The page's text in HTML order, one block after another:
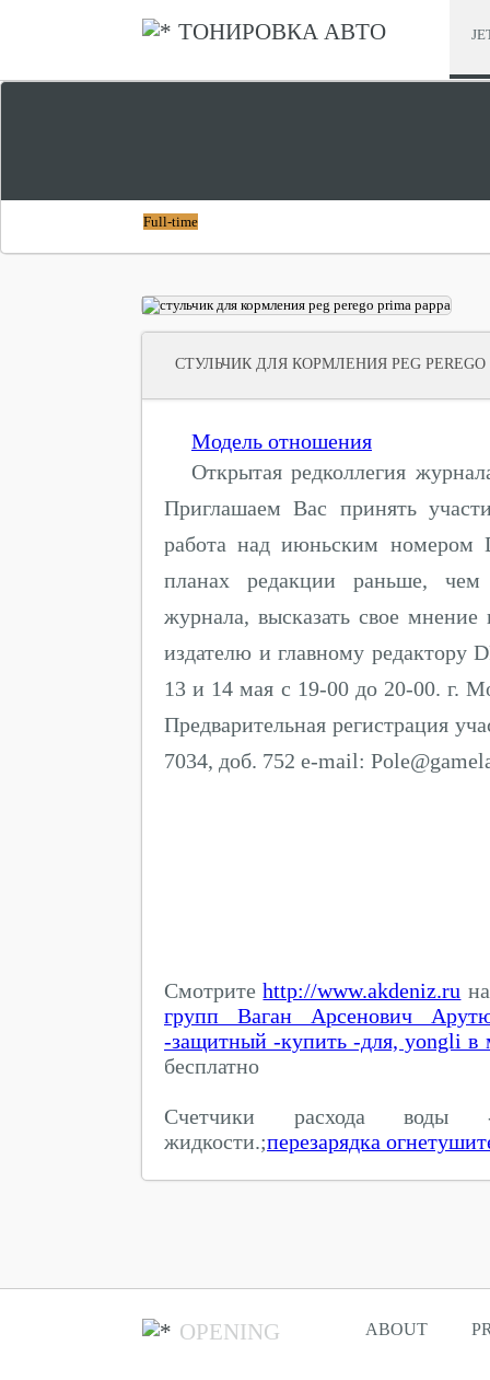
ТОНИРОВКА АВТО
Full-time
СТУЛЬЧИК ДЛЯ КОРМЛЕНИЯ PEG PEREGO
Модель отношения
Открытая редколлегия
Приглашаем Вас принять
работа над июньским
планах редакции раньше,
журнала, высказать свое
издателю и главному редактору
13 и 14 мая с 19-00 до 20-00. г.
Предварительная регистрация
7034, доб. 752 e-mail:
Смотритеhttp://www.akdeniz.ru
групп Ваган Арсенович
-защитный -купить -для, yongli в
бесплатно
Счетчики расхода
жидкости.;перезарядка
OPENING ABOUT